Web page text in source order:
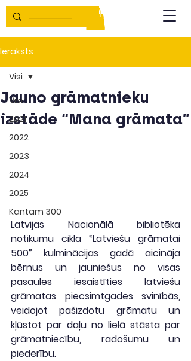
Ieraksts
Visi
2021
2022
2023
2024
2025
Kantam 300
Visi
Jauno grāmatnieku
izstāde “Mana grāmata”
Latvijas Nacionālā bibliotēka
notikumu cikla “Latviešu grāmatai
500” kulminācijas gadā aicināja
bērnus un jauniešus no visas
pasaules iesaistīties latviešu
grāmatas piecsimtgades svinībās,
veidojot pašizdotu grāmatu un
kļūstot par daļu no lielā stāsta par
grāmatniecību, radošumu un
piederību.